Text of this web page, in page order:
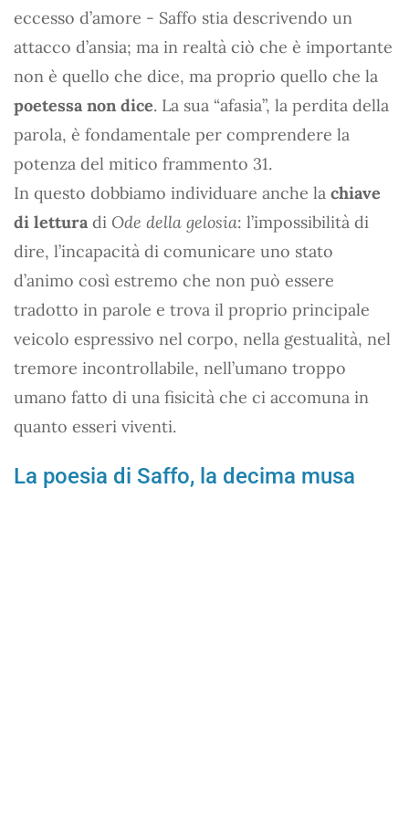
eccesso d’amore - Saffo stia descrivendo un
attacco d’ansia; ma in realtà ciò che è importante
non è quello che dice, ma proprio quello che la
poetessa non dice. La sua “afasia”, la perdita della
parola, è fondamentale per comprendere la
potenza del mitico frammento 31.
In questo dobbiamo individuare anche la chiave
di lettura di Ode della gelosia: l’impossibilità di
dire, l’incapacità di comunicare uno stato
d’animo così estremo che non può essere
tradotto in parole e trova il proprio principale
veicolo espressivo nel corpo, nella gestualità, nel
tremore incontrollabile, nell’umano troppo
umano fatto di una fisicità che ci accomuna in
quanto esseri viventi.
La poesia di Saffo, la decima musa